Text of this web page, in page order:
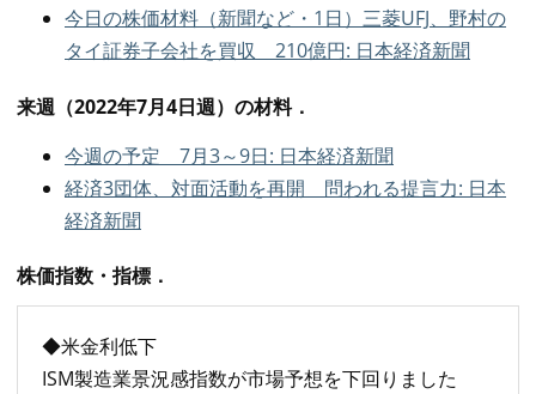
今日の株価材料（新聞など・1日）三菱UFJ、野村の
タイ証券子会社を買収 210億円: 日本経済新聞
来週（2022年7月4日週）の材料．
今週の予定 7月3～9日: 日本経済新聞
経済3団体、対面活動を再開 問われる提言力: 日本
経済新聞
株価指数・指標．
◆米金利低下
ISM製造業景況感指数が市場予想を下回りました